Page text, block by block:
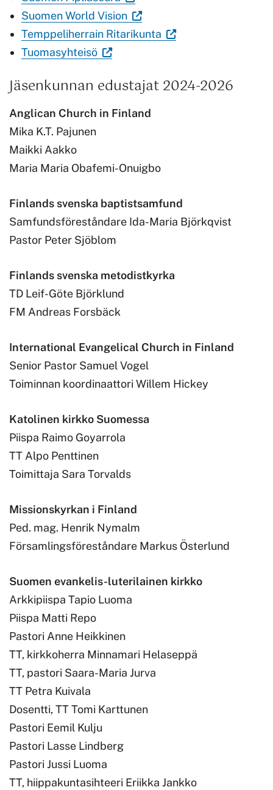
uuteen
välilehteen.)
avautuu
uuteen
Linkki
avautuu
sivustolla.
Linkki
välilehteen.)
ulkoisella
sivustolla.
uuteen
välilehteen.)
Suomen World Vision(Vieraile
ulkoisella
avautuu
uuteen
Temppeliherrain Ritarikunta (Vieraile
Linkki
Tuomasyhteisö(Vieraile
sivustolla.
Linkki
välilehteen.)
Jäsenkunnan edustajat 2024-2026
Anglican Church in Finland
Mika K.T. Pajunen
Maikki Aakko
Maria Maria Obafemi-Onuigbo
Finlands svenska baptistsamfund
Samfundsföreståndare Ida-Maria Björkqvist
Pastor Peter Sjöblom
Finlands svenska metodistkyrka
TD Leif-Göte Björklund
FM Andreas Forsbäck
International Evangelical Church in Finland
Senior Pastor Samuel Vogel
Toiminnan koordinaattori Willem Hickey
Katolinen kirkko Suomessa
Piispa Raimo Goyarrola
TT Alpo Penttinen
Toimittaja Sara Torvalds
Missionskyrkan i Finland
Ped. mag. Henrik Nymalm
Församlingsföreståndare Markus Österlund
Suomen evankelis-luterilainen kirkko
Arkkipiispa Tapio Luoma
Piispa Matti Repo
Pastori Anne Heikkinen
TT, kirkkoherra Minnamari Helaseppä
TT, pastori Saara-Maria Jurva
TT Petra Kuivala
Dosentti, TT Tomi Karttunen
Pastori Eemil Kulju
Pastori Lasse Lindberg
Pastori Jussi Luoma
TT, hiippakuntasihteeri Eriikka Jankko